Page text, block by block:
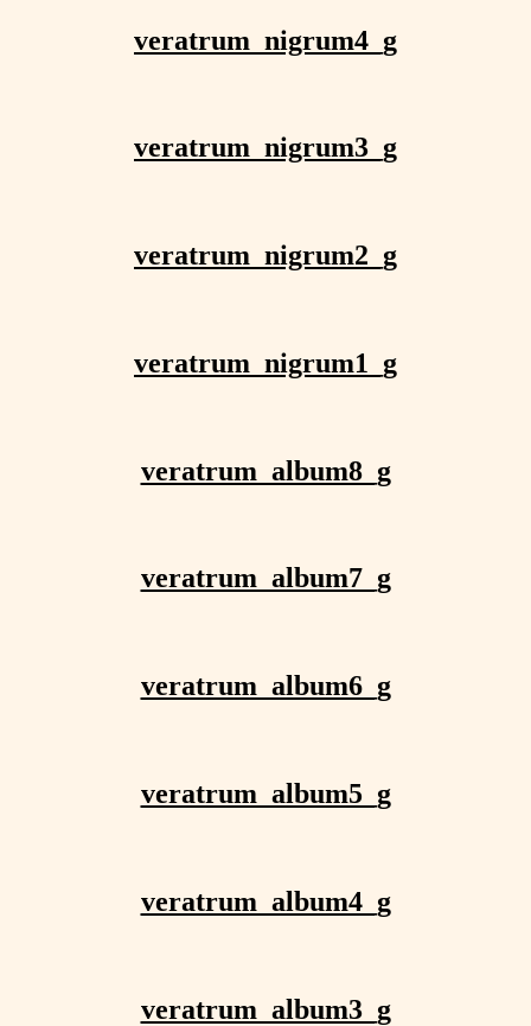
veratrum_nigrum4_g
veratrum_nigrum3_g
veratrum_nigrum2_g
veratrum_nigrum1_g
veratrum_album8_g
veratrum_album7_g
veratrum_album6_g
veratrum_album5_g
veratrum_album4_g
veratrum_album3_g